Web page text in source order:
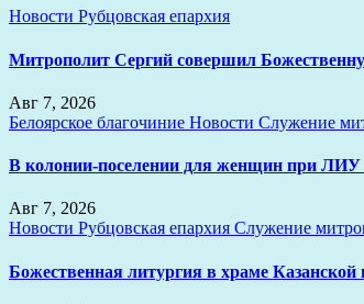
Новости Рубцовская епархия
Митрополит Сергий совершил
Авг 7, 2026
Белоярское благочиние Новости Служение
В колонии-поселении для женщин при ЛИУ
Авг 7, 2026
Новости Рубцовская епархия Служение
Божественная литургия в храме